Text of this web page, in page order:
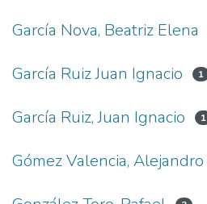
García Nova, Beatriz Elena
García Ruiz Juan Ignacio 1
García Ruiz, Juan Ignacio 1
Gómez Valencia, Alejandro